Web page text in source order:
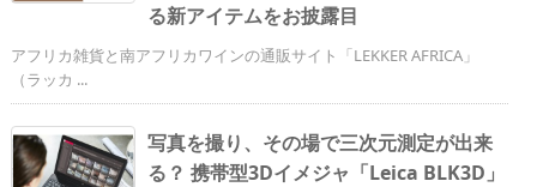
る新アイテムをお披露目
アフリカ雑貨と南アフリカワインの通販サイト「LEKKER AFRICA」
（ラッカ ...
写真を撮り、その場で三次元測定が出来
る？ 携帯型3Dイメジャ「Leica BLK3D」